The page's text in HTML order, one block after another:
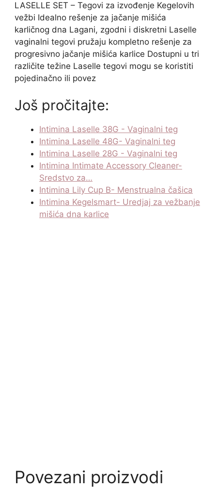
LASELLE SET – Tegovi za izvođenje Kegelovih
vežbi Idealno rešenje za jačanje mišića
karličnog dna Lagani, zgodni i diskretni Laselle
vaginalni tegovi pružaju kompletno rešenje za
progresivno jačanje mišića karlice Dostupni u tri
različite težine Laselle tegovi mogu se koristiti
pojedinačno ili povez
Još pročitajte:
Intimina Laselle 38G - Vaginalni teg
Intimina Laselle 48G- Vaginalni teg
Intimina Laselle 28G - Vaginalni teg
Intimina Intimate Accessory Cleaner-
Sredstvo za…
Intimina Lily Cup B- Menstrualna čašica
Intimina Kegelsmart- Uredjaj za vežbanje
mišića dna karlice
Povezani proizvodi